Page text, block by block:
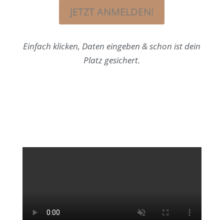
JETZT ANMELDEN!
Einfach klicken, Daten eingeben & schon ist dein
Platz gesichert.